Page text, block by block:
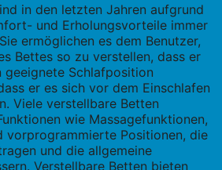
in den letzten Jahren aufgrund
und Erholungsvorteile immer
ermöglichen es dem Benutzer,
Bettes so zu verstellen, dass er
Schlafposition
er es sich vor dem Einschlafen
Viele verstellbare Betten
wie Massagefunktionen,
vorprogrammierte Positionen, die
und die allgemeine
Verstellbare Betten bieten